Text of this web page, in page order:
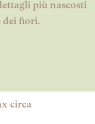
più nascosti
dei fiori.
circa